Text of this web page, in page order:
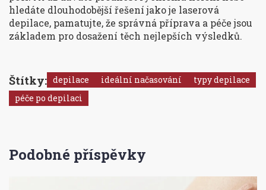
hledáte dlouhodobější řešení jako je laserová
depilace, pamatujte, že správná příprava a péče jsou
základem pro dosažení těch nejlepších výsledků.
Štítky: depilace ideální načasování
typy depilace
péče po depilaci
Podobné příspěvky